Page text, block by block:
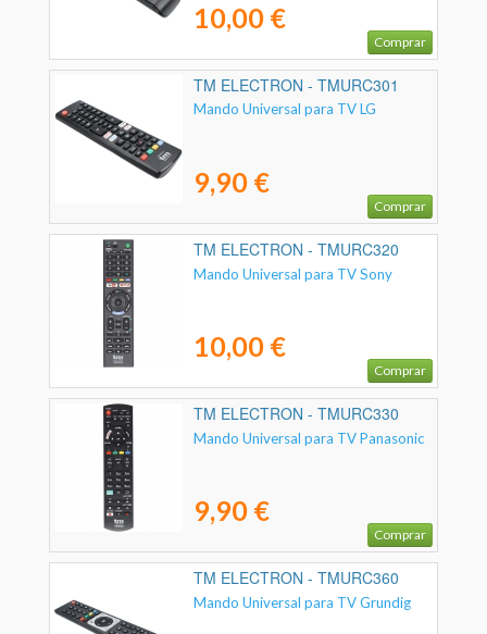
10,00 €
Comprar
TM ELECTRON - TMURC301
Mando Universal para TV LG
9,90 €
Comprar
TM ELECTRON - TMURC320
Mando Universal para TV Sony
10,00 €
Comprar
TM ELECTRON - TMURC330
Mando Universal para TV Panasonic
9,90 €
Comprar
TM ELECTRON - TMURC360
Mando Universal para TV Grundig